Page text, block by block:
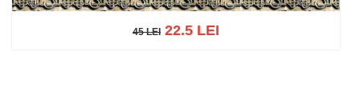
45 LEI
45 LEI 22.5 LEI